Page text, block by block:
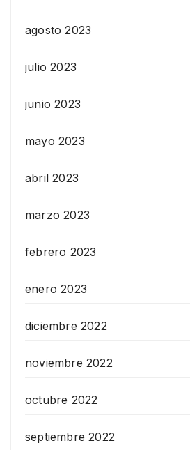
agosto 2023
julio 2023
junio 2023
mayo 2023
abril 2023
marzo 2023
febrero 2023
enero 2023
diciembre 2022
noviembre 2022
octubre 2022
septiembre 2022